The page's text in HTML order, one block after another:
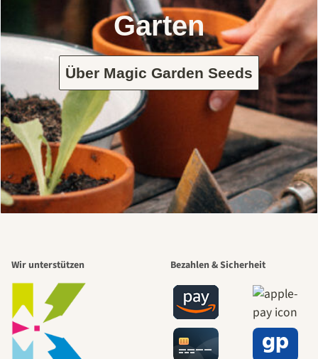
Garten
Über Magic Garden Seeds
Wir unterstützen Bezahlen & Sicherheit